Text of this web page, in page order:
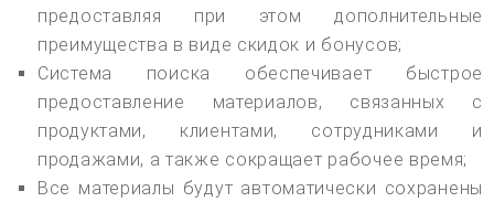
предоставляя при этом дополнительные
преимущества в виде скидок и бонусов;
Система поиска обеспечивает быстрое
предоставление материалов, связанных с
продуктами, клиентами, сотрудниками и
продажами, а также сокращает рабочее время;
Все материалы будут автоматически сохранены